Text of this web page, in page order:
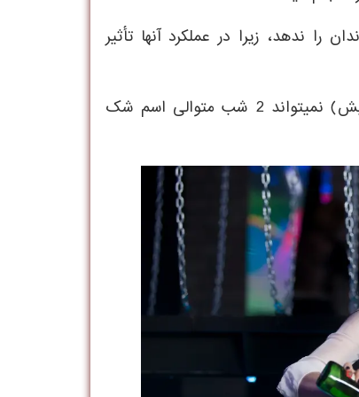
ندهد، زیرا در عملکرد آنها تأثیر
قرارداد: ساقی اسپم ندارد یعنی (همانند ناتاشا و دزد و کشیش) نمیتواند 2 شب متوالی اسم شک